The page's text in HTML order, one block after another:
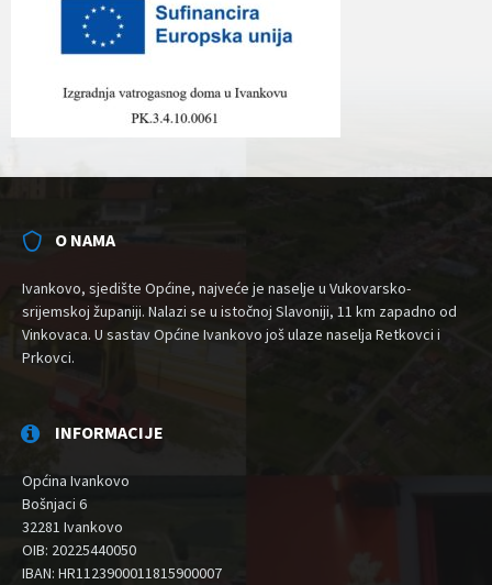
O NAMA
Ivankovo, sjedište Općine, najveće je naselje u Vukovarsko-
srijemskoj županiji. Nalazi se u istočnoj Slavoniji, 11 km zapadno od
Vinkovaca. U sastav Općine Ivankovo još ulaze naselja Retkovci i
Prkovci.
INFORMACIJE
Općina Ivankovo
Bošnjaci 6
32281 Ivankovo
OIB: 20225440050
IBAN: HR1123900011815900007